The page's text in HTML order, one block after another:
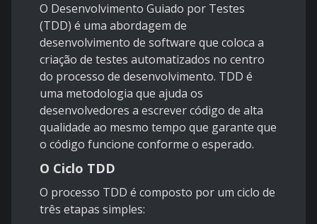
O Desenvolvimento Guiado por Testes
(TDD) é uma abordagem de
desenvolvimento de software que coloca a
criação de testes automatizados no centro
do processo de desenvolvimento. TDD é
uma metodologia que ajuda os
desenvolvedores a escrever código de alta
qualidade ao mesmo tempo que garante que
o código funcione conforme o esperado.
O Ciclo TDD
O processo TDD é composto por um ciclo de
três etapas simples: